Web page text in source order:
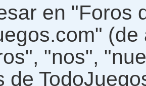
en "Foros
"nos",
de